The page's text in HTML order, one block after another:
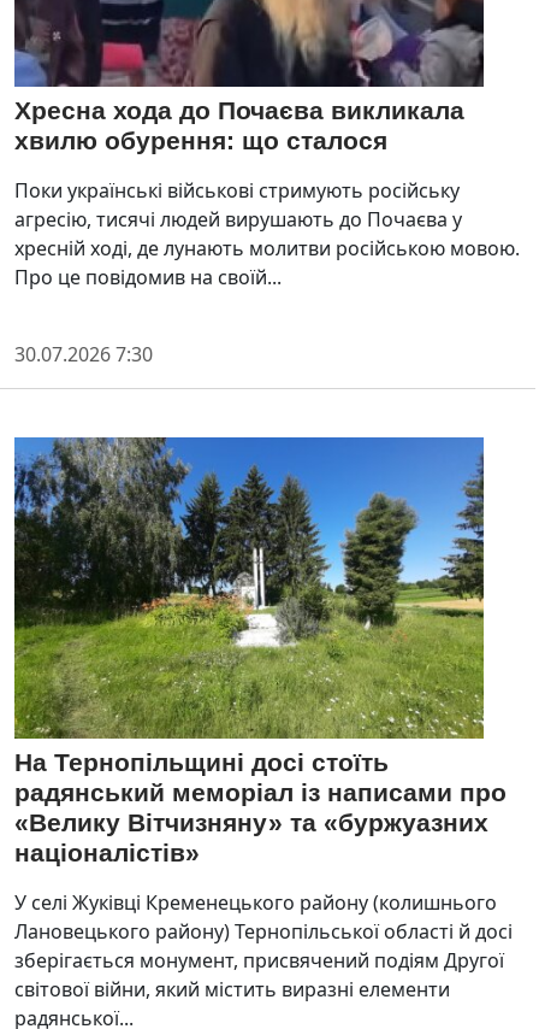
Хресна хода до Почаєва викликала
хвилю обурення: що сталося
Поки українські військові стримують російську
агресію, тисячі людей вирушають до Почаєва у
хресній ході, де лунають молитви російською мовою.
Про це повідомив на своїй...
30.07.2026 7:30
На Тернопільщині досі стоїть
радянський меморіал із написами про
«Велику Вітчизняну» та «буржуазних
націоналістів»
У селі Жуківці Кременецького району (колишнього
Лановецького району) Тернопільської області й досі
зберігається монумент, присвячений подіям Другої
світової війни, який містить виразні елементи
радянської...